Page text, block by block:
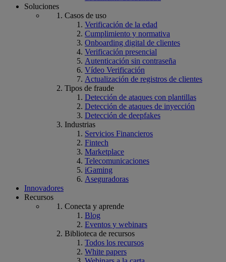
Soluciones
Casos de uso
Verificación de la edad
Cumplimiento y normativa
Onboarding digital de clientes
Verificación presencial
Autenticación sin contraseña
Vídeo Verificación
Actualización de registros de clientes
Tipos de fraude
Detección de ataques con plantillas
Detección de ataques de inyección
Detección de deepfakes
Industrias
Servicios Financieros
Fintech
Marketplace
Telecomunicaciones
iGaming
Aseguradoras
Innovadores
Recursos
Conecta y aprende
Blog
Eventos y webinars
Biblioteca de recursos
Todos los recursos
White papers